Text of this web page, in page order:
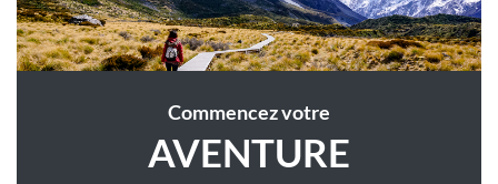
Commencez votre
AVENTURE